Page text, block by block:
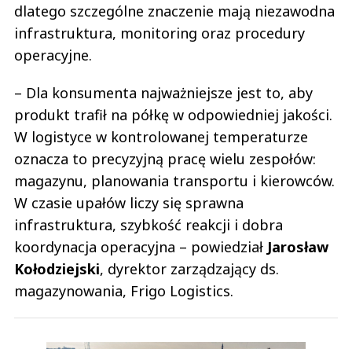
dlatego szczególne znaczenie mają niezawodna
infrastruktura, monitoring oraz procedury
operacyjne.
– Dla konsumenta najważniejsze jest to, aby
produkt trafił na półkę w odpowiedniej jakości.
W logistyce w kontrolowanej temperaturze
oznacza to precyzyjną pracę wielu zespołów:
magazynu, planowania transportu i kierowców.
W czasie upałów liczy się sprawna
infrastruktura, szybkość reakcji i dobra
koordynacja operacyjna – powiedział Jarosław
Kołodziejski, dyrektor zarządzający ds.
magazynowania, Frigo Logistics.